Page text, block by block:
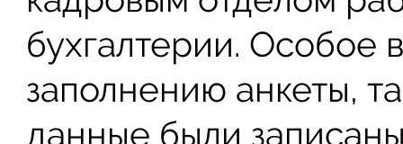
бухгалтерии. Особое
заполнению анкеты,
данные были